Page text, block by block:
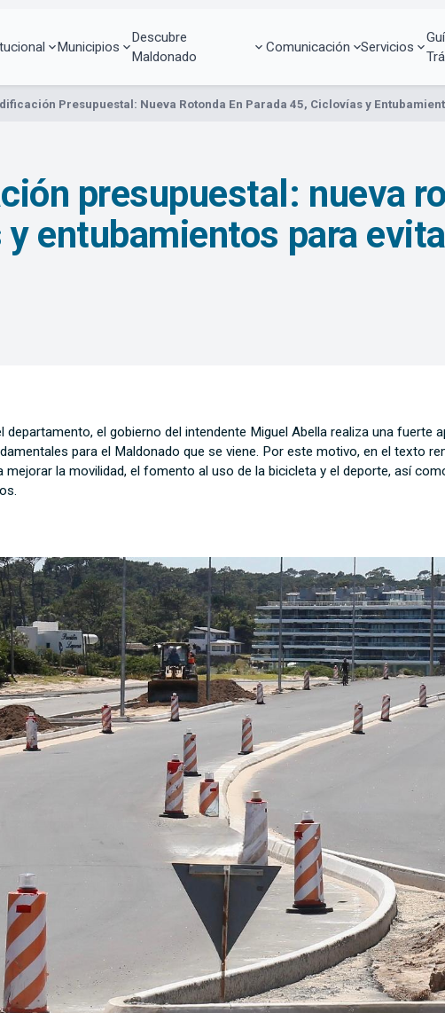
Municipios
Descubre
Maldonado
Comunicación Servicios
Presupuestal: Nueva Rotonda En Parada 45, Ciclovías y
presupuestal: nueva
entubamientos para
departamento, el gobierno del intendente Miguel Abella realiza una
para el Maldonado que se viene. Por este motivo, en el texto
mejorar la movilidad, el fomento al uso de la bicicleta y el deporte, así